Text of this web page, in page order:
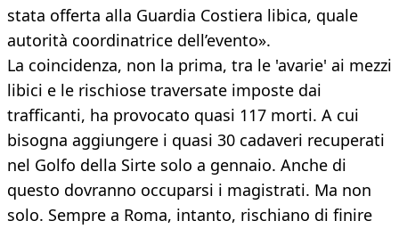
stata offerta alla Guardia Costiera libica, quale
autorità coordinatrice dell’evento».
La coincidenza, non la prima, tra le 'avarie' ai mezzi
libici e le rischiose traversate imposte dai
trafficanti, ha provocato quasi 117 morti. A cui
bisogna aggiungere i quasi 30 cadaveri recuperati
nel Golfo della Sirte solo a gennaio. Anche di
questo dovranno occuparsi i magistrati. Ma non
solo. Sempre a Roma, intanto, rischiano di finire